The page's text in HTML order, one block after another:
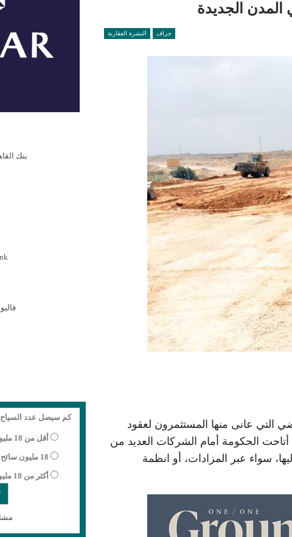
المدن الجديدة
جراف النشرة العقارية
التي عانى منها المستثمرون لعقود
الحكومة أمام الشركات العديد من
سواء عبر المزادات، أو انظمة
كم سيصل عدد السياح
أقل من 18 مليون سائح
18 مليون سائح
أكثر من 18 مليون سائح